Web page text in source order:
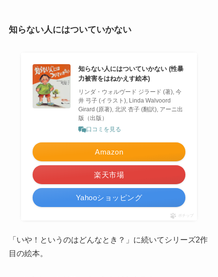
知らない人にはついていかない
知らない人にはついていかない (性暴
力被害をはねかえす絵本)
リンダ・ウォルヴード ジラード (著), 今
井 弓子 (イラスト), Linda Walvoord
Girard (原著), 北沢 杏子 (翻訳), アーニ出
版（出版）
口コミを見る
Amazon
楽天市場
Yahooショッピング
ポチップ
「いや！というのはどんなとき？」に続いてシリーズ2作
目の絵本。